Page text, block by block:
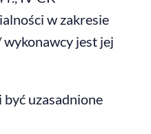
w zakresie
jest jej
uzasadnione